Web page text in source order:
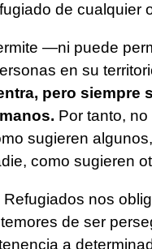
de cualquier
—ni puede
en su
pero siempre
Por tanto,
sugieren
como sugieren
nos
de ser
a